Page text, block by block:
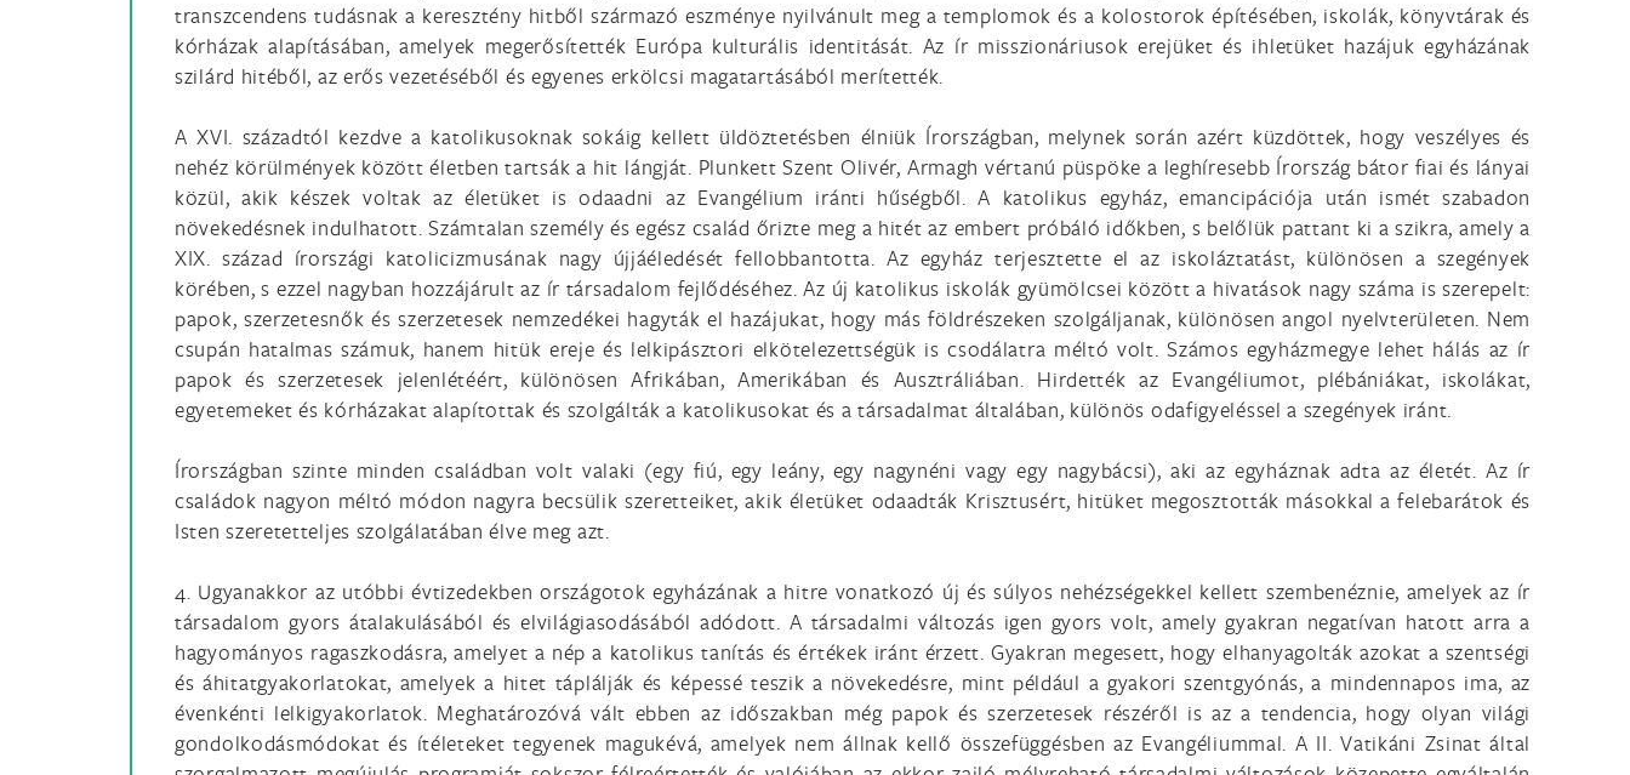
transzcendens tudásnak a keresztény hitből származó eszménye nyilvánult meg a templomok és a kolostorok építésében, iskolák, könyvtárak és
kórházak alapításában, amelyek megerősítették Európa kulturális identitását. Az ír misszionáriusok erejüket és ihletüket hazájuk egyházának
szilárd hitéből, az erős vezetéséből és egyenes erkölcsi magatartásából merítették.
A XVI. századtól kezdve a katolikusoknak sokáig kellett üldöztetésben élniük Írországban, melynek során azért küzdöttek, hogy veszélyes és
nehéz körülmények között életben tartsák a hit lángját. Plunkett Szent Olivér, Armagh vértanú püspöke a leghíresebb Írország bátor fiai és lányai
közül, akik készek voltak az életüket is odaadni az Evangélium iránti hűségből. A katolikus egyház, emancipációja után ismét szabadon
növekedésnek indulhatott. Számtalan személy és egész család őrizte meg a hitét az embert próbáló időkben, s belőlük pattant ki a szikra, amely a
XIX. század írországi katolicizmusának nagy újjáéledését fellobbantotta. Az egyház terjesztette el az iskoláztatást, különösen a szegények
körében, s ezzel nagyban hozzájárult az ír társadalom fejlődéséhez. Az új katolikus iskolák gyümölcsei között a hivatások nagy száma is szerepelt:
papok, szerzetesnők és szerzetesek nemzedékei hagyták el hazájukat, hogy más földrészeken szolgáljanak, különösen angol nyelvterületen. Nem
csupán hatalmas számuk, hanem hitük ereje és lelkipásztori elkötelezettségük is csodálatra méltó volt. Számos egyházmegye lehet hálás az ír
papok és szerzetesek jelenlétéért, különösen Afrikában, Amerikában és Ausztráliában. Hirdették az Evangéliumot, plébániákat, iskolákat,
egyetemeket és kórházakat alapítottak és szolgálták a katolikusokat és a társadalmat általában, különös odafigyeléssel a szegények iránt.
Írországban szinte minden családban volt valaki (egy fiú, egy leány, egy nagynéni vagy egy nagybácsi), aki az egyháznak adta az életét. Az ír
családok nagyon méltó módon nagyra becsülik szeretteiket, akik életüket odaadták Krisztusért, hitüket megosztották másokkal a felebarátok és
Isten szeretetteljes szolgálatában élve meg azt.
4. Ugyanakkor az utóbbi évtizedekben országotok egyházának a hitre vonatkozó új és súlyos nehézségekkel kellett szembenéznie, amelyek az ír
társadalom gyors átalakulásából és elvilágiasodásából adódott. A társadalmi változás igen gyors volt, amely gyakran negatívan hatott arra a
hagyományos ragaszkodásra, amelyet a nép a katolikus tanítás és értékek iránt érzett. Gyakran megesett, hogy elhanyagolták azokat a szentségi
és áhitatgyakorlatokat, amelyek a hitet táplálják és képessé teszik a növekedésre, mint például a gyakori szentgyónás, a mindennapos ima, az
évenkénti lelkigyakorlatok. Meghatározóvá vált ebben az időszakban még papok és szerzetesek részéről is az a tendencia, hogy olyan világi
gondolkodásmódokat és ítéleteket tegyenek magukévá, amelyek nem állnak kellő összefüggésben az Evangéliummal. A II. Vatikáni Zsinat által